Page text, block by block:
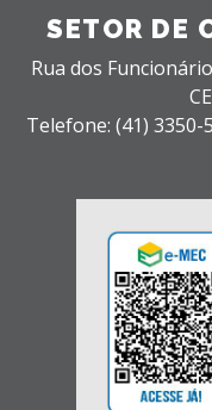
SETOR DE
Rua dos
Telefone: (41)